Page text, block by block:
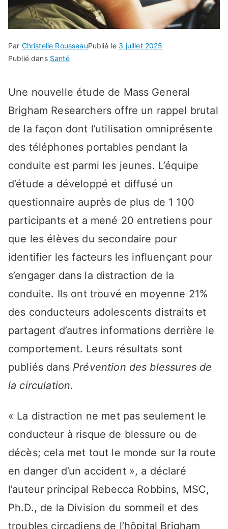
Par Christelle RousseauPublié le 3 juillet 2025
Publié dans Santé
Une nouvelle étude de Mass General
Brigham Researchers offre un rappel brutal
de la façon dont l’utilisation omniprésente
des téléphones portables pendant la
conduite est parmi les jeunes. L’équipe
d’étude a développé et diffusé un
questionnaire auprès de plus de 1 100
participants et a mené 20 entretiens pour
que les élèves du secondaire pour
identifier les facteurs les influençant pour
s’engager dans la distraction de la
conduite. Ils ont trouvé en moyenne 21%
des conducteurs adolescents distraits et
partagent d’autres informations derrière le
comportement. Leurs résultats sont
publiés dans Prévention des blessures de
la circulation.
« La distraction ne met pas seulement le
conducteur à risque de blessure ou de
décès; cela met tout le monde sur la route
en danger d’un accident », a déclaré
l’auteur principal Rebecca Robbins, MSC,
Ph.D., de la Division du sommeil et des
troubles circadiens de l’hôpital Brigham